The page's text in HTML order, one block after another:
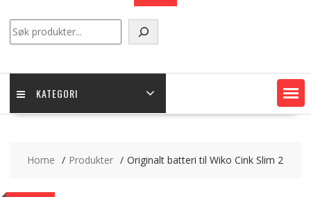
KATEGORI
Home Produkter Originalt batteri til Wiko Cink Slim 2